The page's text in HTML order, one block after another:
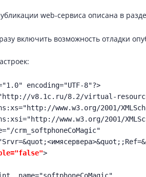
web-сервиса описана в
включить возможность отладки
encoding="UTF-8"?>
v8.1c.ru/8.2/virtual-
www.w3.org/2001/
www.w3.org/2001/
>